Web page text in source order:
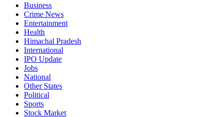
Business
Crime News
Entertainment
Health
Himachal Pradesh
International
IPO Update
Jobs
National
Other States
Political
Sports
Stock Market